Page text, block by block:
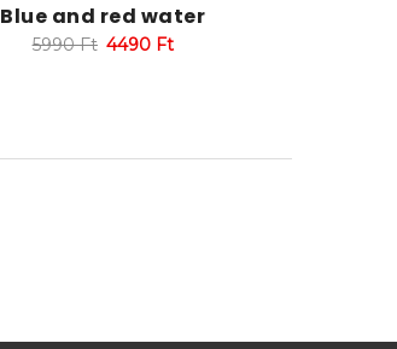
Blue and red water
5990Ft 4490 Ft